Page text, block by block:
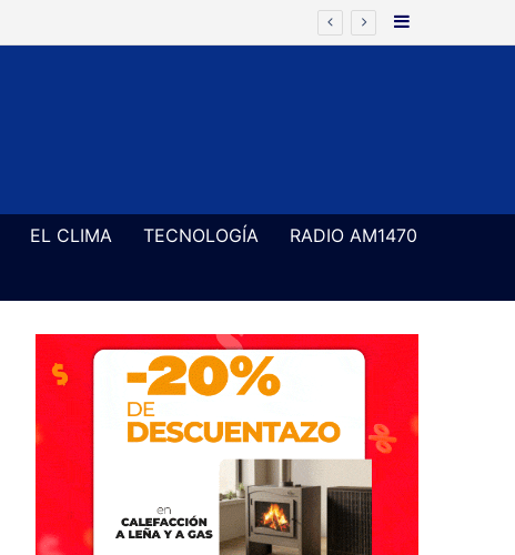
Barra Lateral
EL CLIMA TECNOLOGÍA
RADIO AM1470